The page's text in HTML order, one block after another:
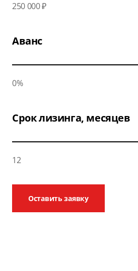
250 000 ₽
Аванс
0%
Срок лизинга, месяцев
12
Оставить заявку